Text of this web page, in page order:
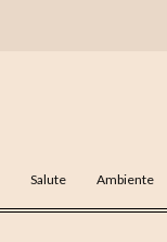
Salute Ambiente